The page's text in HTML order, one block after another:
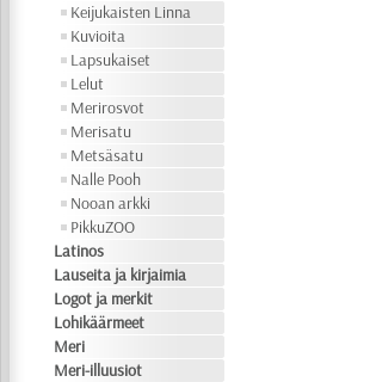
Keijukaisten Linna
Kuvioita
Lapsukaiset
Lelut
Merirosvot
Merisatu
Metsäsatu
Nalle Pooh
Nooan arkki
PikkuZOO
Latinos
Lauseita ja kirjaimia
Logot ja merkit
Lohikäärmeet
Meri
Meri-illuusiot